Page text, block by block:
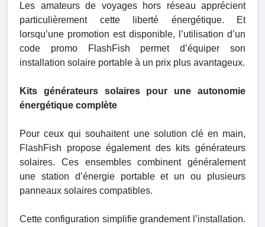
Les amateurs de voyages hors réseau apprécient
particulièrement cette liberté énergétique. Et
lorsqu’une promotion est disponible, l’utilisation d’un
code promo FlashFish permet d’équiper son
installation solaire portable à un prix plus avantageux.
Kits générateurs solaires pour une autonomie
énergétique complète
Pour ceux qui souhaitent une solution clé en main,
FlashFish propose également des kits générateurs
solaires. Ces ensembles combinent généralement
une station d’énergie portable et un ou plusieurs
panneaux solaires compatibles.
Cette configuration simplifie grandement l’installation.